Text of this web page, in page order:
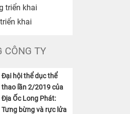
triển khai
khai
CÔNG TY
Đại hội thể dục thể
thao lần 2/2019 của
Địa Ốc Long Phát:
Tưng bừng và rực lửa